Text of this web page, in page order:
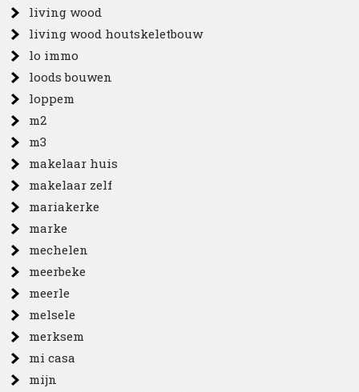
living wood
living wood houtskeletbouw
lo immo
loods bouwen
loppem
m2
m3
makelaar huis
makelaar zelf
mariakerke
marke
mechelen
meerbeke
meerle
melsele
merksem
mi casa
mijn